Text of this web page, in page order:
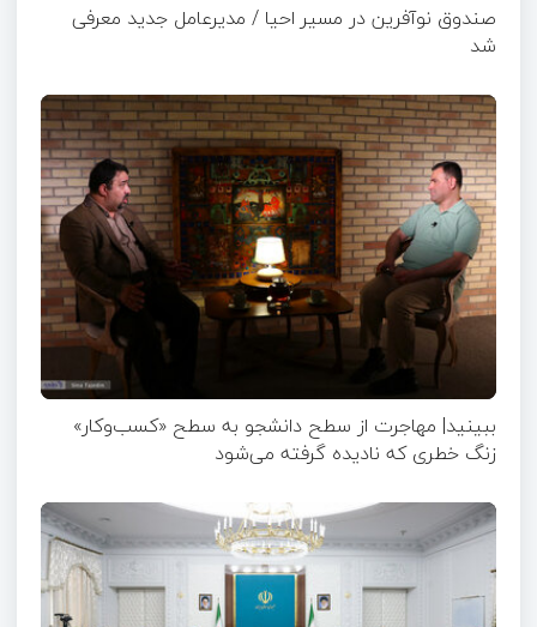
صندوق نوآفرین در مسیر احیا / مدیرعامل جدید معرفی
شد
ببینید| مهاجرت از سطح دانشجو به سطح «کسب‌وکار»
زنگ خطری که نادیده گرفته می‌شود